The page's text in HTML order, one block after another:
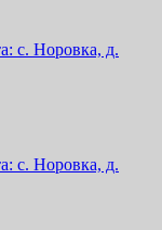
с. Норовка, д.
с. Норовка, д.